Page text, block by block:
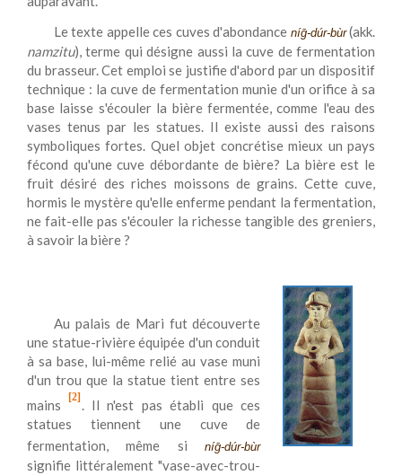
Le texte appelle ces cuves d'abondance níḡ-dúr-bùr (akk.
namzitu), terme qui désigne aussi la cuve de fermentation
du brasseur. Cet emploi se justifie d'abord par un dispositif
technique : la cuve de fermentation munie d'un orifice à sa
base laisse s'écouler la bière fermentée, comme l'eau des
vases tenus par les statues. Il existe aussi des raisons
symboliques fortes. Quel objet concrétise mieux un pays
fécond qu'une cuve débordante de bière? La bière est le
fruit désiré des riches moissons de grains. Cette cuve,
hormis le mystère qu'elle enferme pendant la fermentation,
ne fait-elle pas s'écouler la richesse tangible des greniers,
à savoir la bière ?
Au palais de Mari fut découverte
une statue-rivière équipée d'un conduit
à sa base, lui-même relié au vase muni
d'un trou que la statue tient entre ses
mains [2] . Il n'est pas établi que ces
statues tiennent une cuve de
fermentation, même siníḡ-dúr-bùr
signifie littéralement "vase-avec-trou-